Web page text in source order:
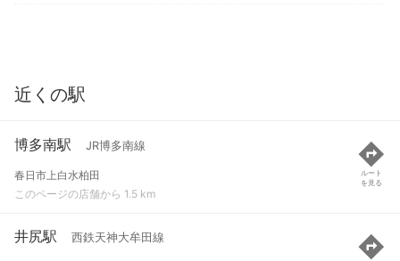
近くの駅
博多南駅 JR博多南線
春日市上白水柏田
このページの店舗から 1.5 km
ルート
を見る
井尻駅 西鉄天神大牟田線